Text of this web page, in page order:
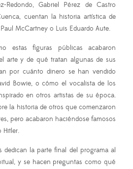
Redondo, Gabriel Pérez de Castro
cuentan la historia artística de
McCartney o Luis Eduardo Aute.
estas figuras públicas acabaron
arte y de qué tratan algunas de sus
por cuánto dinero se han vendido
Bowie, o cómo el vocalista de los
en otros artistas de su época.
la historia de otros que comenzaron
pero acabaron haciéndose famosos
Hitler.
dedican la parte final del programa al
y se hacen preguntas como qué